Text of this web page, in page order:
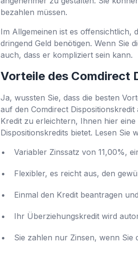
bezahlen müssen.
Im Allgemeinen ist es offensichtlich,
dringend Geld benötigen. Wenn Sie
auch, dass er kompliziert sein kann.
Vorteile des Comdirect
Ja, wussten Sie, dass die besten
auf den Comdirect
Kredit zu erleichtern, Ihnen hier
Dispositionskredits bietet. Lesen Sie
Variabler Zinssatz von 11,00%,
Flexibler, es reicht aus, den
Einmal den Kredit beantragen
Ihr Überziehungskredit wird
Sie zahlen nur Zinsen, wenn